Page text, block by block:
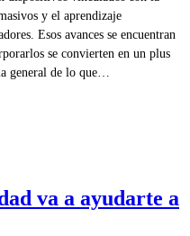
y el aprendizaje
Esos avances se encuentran
se convierten en un plus
general de lo que…
va a ayudarte a